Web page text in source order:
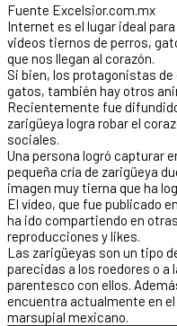
Fuente Excelsior.com.mx
Internet es el lugar ideal
videos tiernos de perros,
que nos llegan al corazón.
Si bien, los protagonistas
gatos, también hay otros
Recientemente fue
zarigüeya logra robar el
sociales.
Una persona logró capturar
pequeña cría de zarigüeya
imagen muy tierna que ha
El vídeo, que fue publicado
ha ido compartiendo en
reproducciones y likes.
Las zarigüeyas son un tipo
parecidas a los roedores o a
parentesco con ellos.
encuentra actualmente en
marsupial mexicano.